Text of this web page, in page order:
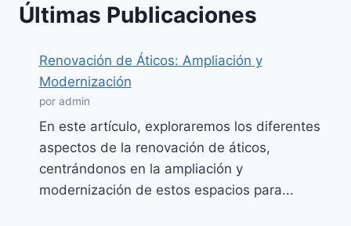
Últimas Publicaciones
Renovación de Áticos: Ampliación y
Modernización
por admin
En este artículo, exploraremos los diferentes
aspectos de la renovación de áticos,
centrándonos en la ampliación y
modernización de estos espacios para...